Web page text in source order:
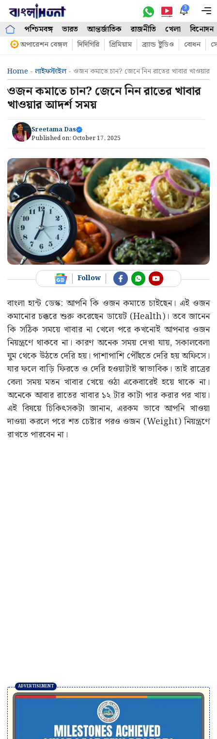
Skip
content
3
পশ্চিমবঙ্গ ভারত আন্তর্জাতিক রাজনীতি খেলা বিনোদন
অপারেশন বেঙ্গল দিদিগিরি প্রিমিয়াম ব্র্যান্ড ষ্টুডিও বোধন
Home - লাইফস্টাইল- ওজন কমাতে চান? জেনে নিন রাতের খাবার খাওয়ার
ওজন কমাতে চান? জেনে নিন রাতের খাবার
খাওয়ার আদর্শ সময়
Sreetama Das
Published on: October 17, 2025
Follow
বাংলা হান্ট ডেস্ক: আপনি কি ওজন কমাতে চাইছেন। এই ওজন
কমানোর চক্করে শুরু করেছেন ডায়েট (Health)। তবে জানেন
কি সঠিক সময়ে খাবার না খেলে পরে কখনোই আপনার ওজন
নিয়ন্ত্রণে থাকবে না। কারণ অনেক সময় দেখা যায়, সকালবেলা
ঘুম থেকে উঠতে দেরি হয়। পাশাপাশি পৌঁছতে দেরি হয় অফিসে।
যার ফলে বাড়ি ফিরতে ও দেরি হওয়াটাই স্বাভাবিক। তাই রাত্রের
বেলা সময় মতন খাবার খেয়ে ওঠা একেবারেই হয়ে থাকে না।
অনেকে আবার রাতের খাবার ১২ টার কাটা পার করার পর খায়।
এই বিষয়ে চিকিৎসকটা জানান, এরকম ভাবে আপনি খাওয়া
দাওয়া করলে পরে শত চেষ্টার পরও ওজন (Weight) নিয়ন্ত্রণে
রাখতে পারবেন না। ‌